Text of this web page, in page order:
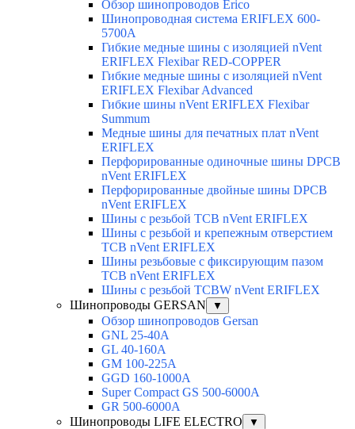
Обзор шинопроводов Erico
Шинопроводная система ERIFLEX 600-
5700A
Гибкие медные шины с изоляцией nVent
ERIFLEX Flexibar RED-COPPER
Гибкие медные шины с изоляцией nVent
ERIFLEX Flexibar Advanced
Гибкие шины nVent ERIFLEX Flexibar
Summum
Медные шины для печатных плат nVent
ERIFLEX
Перфорированные одиночные шины DPCB
nVent ERIFLEX
Перфорированные двойные шины DPCB
nVent ERIFLEX
Шины с резьбой TCB nVent ERIFLEX
Шины с резьбой и крепежным отверстием
TCB nVent ERIFLEX
Шины резьбовые с фиксирующим пазом
TCB nVent ERIFLEX
Шины с резьбой TCBW nVent ERIFLEX
Шинопроводы GERSAN
▼
Обзор шинопроводов Gersan
GNL 25-40A
GL 40-160A
GM 100-225A
GGD 160-1000A
Super Compact GS 500-6000A
GR 500-6000A
Шинопроводы LIFE ELECTRO
▼